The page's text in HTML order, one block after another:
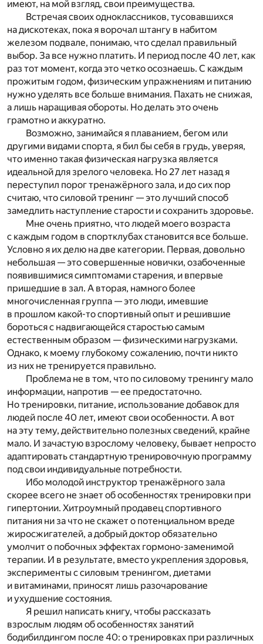
имеют, на мой взгляд, свои преимущества.
Встречая своих одноклассников, тусовавшихся
на дискотеках, пока я ворочал штангу в набитом
железом подвале, понимаю, что сделал правильный
выбор. За все нужно платить. И период после 40 лет, как
раз тот момент, когда это четко осознаешь. С каждым
прожитым годом, физическим упражнениям и питанию
нужно уделять все больше внимания. Пахать не снижая,
а лишь наращивая обороты. Но делать это очень
грамотно и аккуратно.
Возможно, занимайся я плаванием, бегом или
другими видами спорта, я бил бы себя в грудь, уверяя,
что именно такая физическая нагрузка является
идеальной для зрелого человека. Но 27 лет назад я
переступил порог тренажёрного зала, и до сих пор
считаю, что силовой тренинг — это лучший способ
замедлить наступление старости и сохранить здоровье.
Мне очень приятно, что людей моего возраста
с каждым годом в спортклубах становится все больше.
Условно я их делю на две категории. Первая, довольно
небольшая — это совершенные новички, озабоченные
появившимися симптомами старения, и впервые
пришедшие в зал. А вторая, намного более
многочисленная группа — это люди, имевшие
в прошлом какой-то спортивный опыт и решившие
бороться с надвигающейся старостью самым
естественным образом — физическими нагрузками.
Однако, к моему глубокому сожалению, почти никто
из них не тренируется правильно.
Проблема не в том, что по силовому тренингу мало
информации, напротив — ее предостаточно.
Но тренировки, питание, использование добавок для
людей после 40 лет, имеют свои особенности. А вот
на эту тему, действительно полезных сведений, крайне
мало. И зачастую взрослому человеку, бывает непросто
адаптировать стандартную тренировочную программу
под свои индивидуальные потребности.
Ибо молодой инструктор тренажёрного зала
скорее всего не знает об особенностях тренировки при
гипертонии. Хитроумный продавец спортивного
питания ни за что не скажет о потенциальном вреде
жиросжигателей, а добрый доктор обязательно
умолчит о побочных эффектах гормоно-заменимой
терапии. И в результате, вместо укрепления здоровья,
эксперименты с силовым тренингом, диетами
и витаминами, приносят лишь разочарование
и ухудшение состояния.
Я решил написать книгу, чтобы рассказать
взрослым людям об особенностях занятий
бодибилдингом после 40: о тренировках при различных